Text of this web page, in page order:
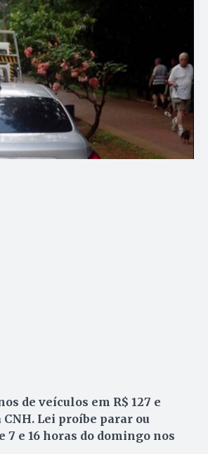
de veículos em R$ 127 e
Lei proíbe parar ou
7 e 16 horas do domingo nos